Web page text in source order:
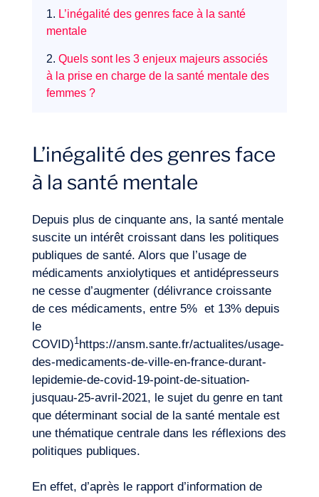
Expertises
1. L’inégalité des genres face à la santé
mentale
2. Quels sont les 3 enjeux majeurs associés
à la prise en charge de la santé mentale des
femmes ?
L’inégalité des genres face
à la santé mentale
Depuis plus de cinquante ans, la santé mentale
suscite un intérêt croissant dans les politiques
publiques de santé. Alors que l’usage de
médicaments anxiolytiques et antidépresseurs
ne cesse d’augmenter (délivrance croissante
de ces médicaments, entre 5% et 13% depuis
le
COVID)1https://ansm.sante.fr/actualites/usage-
des-medicaments-de-ville-en-france-durant-
lepidemie-de-covid-19-point-de-situation-
jusquau-25-avril-2021, le sujet du genre en tant
que déterminant social de la santé mentale est
une thématique centrale dans les réflexions des
politiques publiques.
En effet, d’après le rapport d’information de